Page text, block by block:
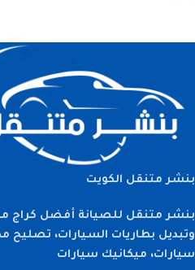
بنشر متنقل الكويت
بنشر متنقل للصيانة أفضل كراج
وتبديل بطاريات السيارات، تصليح
سيارات، ميكانيك سيارات